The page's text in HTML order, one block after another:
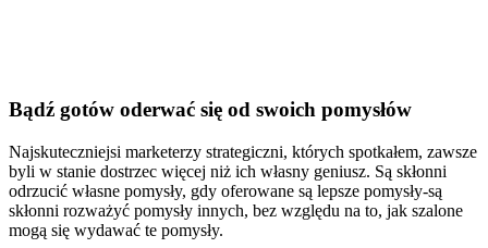
Bądź gotów oderwać się od swoich pomysłów
Najskuteczniejsi marketerzy strategiczni, których spotkałem, zawsze
byli w stanie dostrzec więcej niż ich własny geniusz. Są skłonni
odrzucić własne pomysły, gdy oferowane są lepsze pomysły-są
skłonni rozważyć pomysły innych, bez względu na to, jak szalone
mogą się wydawać te pomysły.